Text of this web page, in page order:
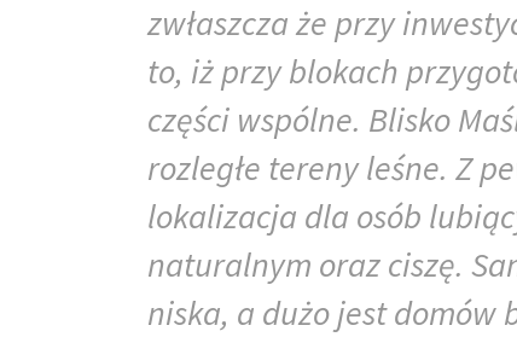
zwłaszcza że przy
to, iż przy blokach
części wspólne. Blisko
rozległe tereny leśne. Z
lokalizacja dla osób
naturalnym oraz ciszę.
niska, a dużo jest domów